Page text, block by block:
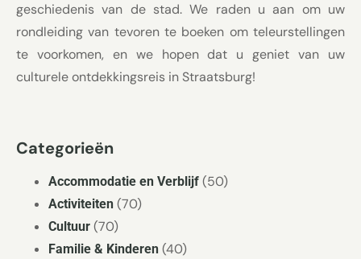
geschiedenis van de stad. We raden u aan om uw
rondleiding van tevoren te boeken om teleurstellingen
te voorkomen, en we hopen dat u geniet van uw
culturele ontdekkingsreis in Straatsburg!
Categorieën
Accommodatie en Verblijf (50)
Activiteiten (70)
Cultuur (70)
Familie & Kinderen (40)